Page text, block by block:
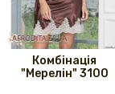
Комбінація
"Мерелін" 3100